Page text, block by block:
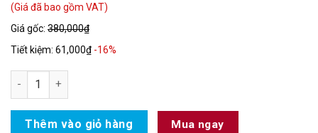
(Giá đã bao gồm VAT)
Giá gốc: 380,000₫
Tiết kiệm: 61,000₫ -16%
Thêm vào giỏ hàng Mua ngay